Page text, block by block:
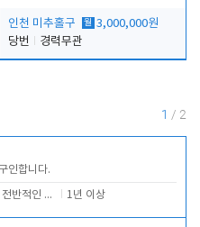
인천 미추홀구 월 3,000,000원
당번
경력무관
1 / 2
인합니다.
주차 및 전반적인 당번업무 1년 이상